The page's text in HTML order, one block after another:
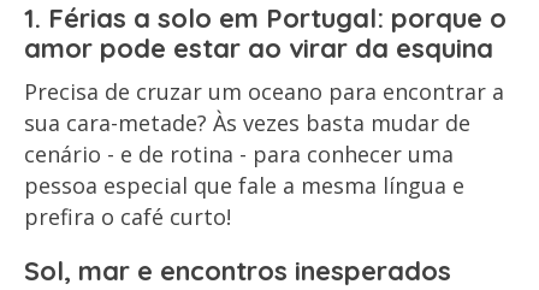
1. Férias a solo em Portugal: porque o
amor pode estar ao virar da esquina
Precisa de cruzar um oceano para encontrar a
sua cara-metade? Às vezes basta mudar de
cenário - e de rotina - para conhecer uma
pessoa especial que fale a mesma língua e
prefira o café curto!
Sol, mar e encontros inesperados